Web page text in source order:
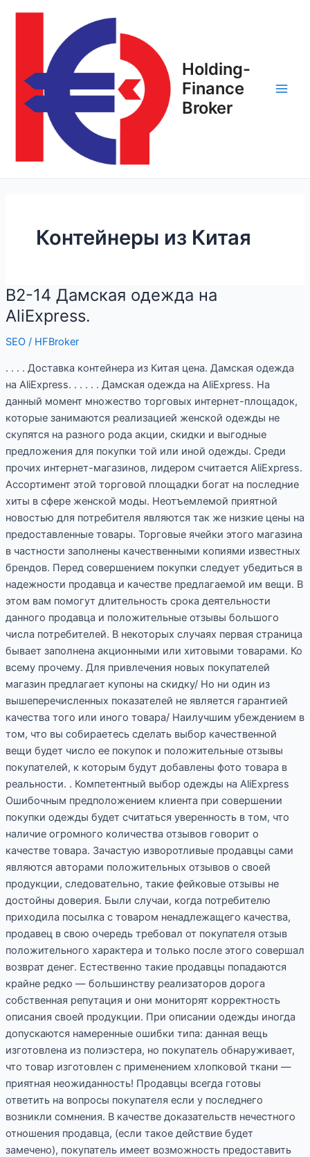
содержимому
Holding-
Finance
Broker
Контейнеры из Китая
B2-14 Дамская одежда на
AliExpress.
SEO/ HFBroker
. . . . Доставка контейнера из Китая цена. Дамская одежда
на AliExpress. . . . . . Дамская одежда на AliExpress. На
данный момент множество торговых интернет-площадок,
которые занимаются реализацией женской одежды не
скупятся на разного рода акции, скидки и выгодные
предложения для покупки той или иной одежды. Среди
прочих интернет-магазинов, лидером считается AliExpress.
Ассортимент этой торговой площадки богат на последние
хиты в сфере женской моды. Неотъемлемой приятной
новостью для потребителя являются так же низкие цены на
предоставленные товары. Торговые ячейки этого магазина
в частности заполнены качественными копиями известных
брендов. Перед совершением покупки следует убедиться в
надежности продавца и качестве предлагаемой им вещи. В
этом вам помогут длительность срока деятельности
данного продавца и положительные отзывы большого
числа потребителей. В некоторых случаях первая страница
бывает заполнена акционными или хитовыми товарами. Ко
всему прочему. Для привлечения новых покупателей
магазин предлагает купоны на скидку/ Но ни один из
вышеперечисленных показателей не является гарантией
качества того или иного товара/ Наилучшим убеждением в
том, что вы собираетесь сделать выбор качественной
вещи будет число ее покупок и положительные отзывы
покупателей, к которым будут добавлены фото товара в
реальности. . Компетентный выбор одежды на AliExpress
Ошибочным предположением клиента при совершении
покупки одежды будет считаться уверенность в том, что
наличие огромного количества отзывов говорит о
качестве товара. Зачастую изворотливые продавцы сами
являются авторами положительных отзывов о своей
продукции, следовательно, такие фейковые отзывы не
достойны доверия. Были случаи, когда потребителю
приходила посылка с товаром ненадлежащего качества,
продавец в свою очередь требовал от покупателя отзыв
положительного характера и только после этого совершал
возврат денег. Естественно такие продавцы попадаются
крайне редко — большинству реализаторов дорога
собственная репутация и они мониторят корректность
описания своей продукции. При описании одежды иногда
допускаются намеренные ошибки типа: данная вещь
изготовлена из полиэстера, но покупатель обнаруживает,
что товар изготовлен с применением хлопковой ткани —
приятная неожиданность! Продавцы всегда готовы
ответить на вопросы покупателя если у последнего
возникли сомнения. В качестве доказательств нечестного
отношения продавца, (если такое действие будет
замечено), покупатель имеет возможность предоставить
B2-
14
Дамская
одежда
AliExpress.